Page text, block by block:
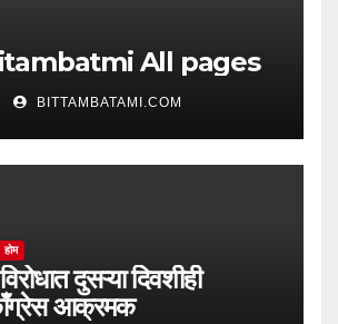
Bitambatmi All pages
BITTAMBATAMI.COM
होम
दुसऱ्या दिवशीही
काँग्रेस आक्रमक